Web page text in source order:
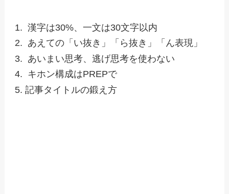
漢字は30%、一文は30文字以内
あえての「い抜き」「ら抜き」「ん表現」
あいまい思考、逃げ思考を使わない
キホン構成はPREPで
記事タイトルの鍛え方